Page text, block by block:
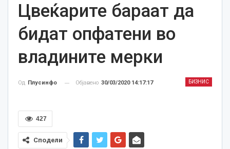
Цвеќарите бараат да
бидат опфатени во
владините мерки
БИЗНИС
Од Плусинфо Објавено 30/03/2020 14:17:17
427
Сподели